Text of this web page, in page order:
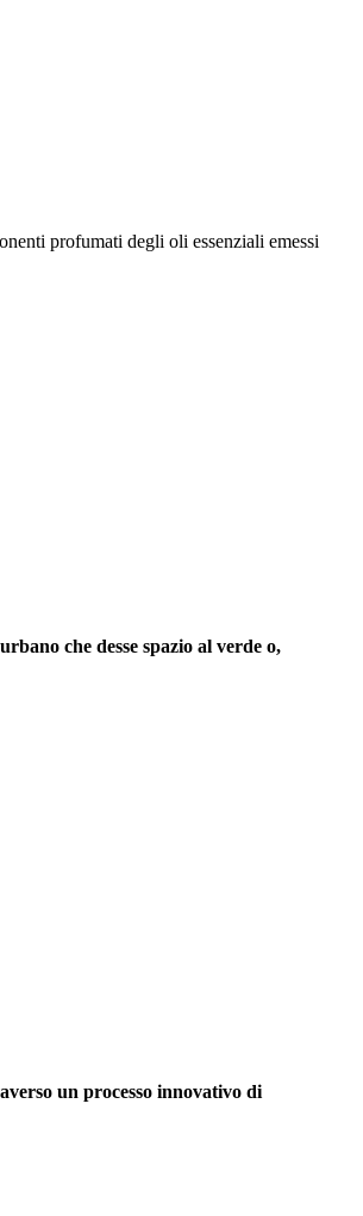
profumati degli oli essenziali emessi
che desse spazio al verde o,
un processo innovativo di